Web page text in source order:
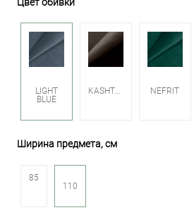
LIGHT
BLUE
KASHTAN NEFRIT
Ширина предмета, см
85
110